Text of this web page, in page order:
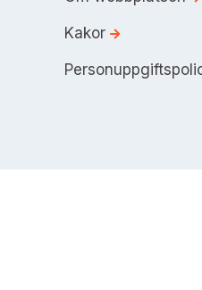
Kakor